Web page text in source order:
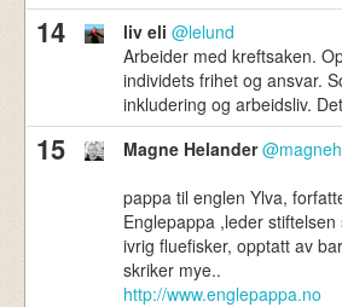
14 liv eli @lelund
Arbeider med kreftsaken.
individets frihet og ansvar.
inkludering og arbeidsliv.
15 Magne Helander
pappa til englen Ylva,
Englepappa ,leder
ivrig fluefisker, opptatt av
skriker mye..
http://www.englepappa.no